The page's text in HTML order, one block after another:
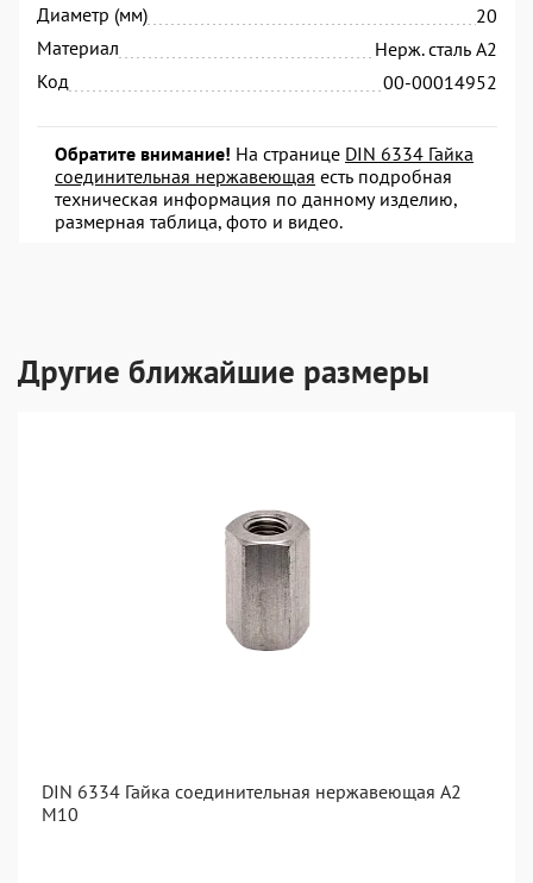
Диаметр (мм)
20
Материал
Нерж. сталь А2
Код
00-00014952
Обратите внимание! На странице DIN 6334 Гайка
соединительная нержавеющая есть подробная
техническая информация по данному изделию,
размерная таблица, фото и видео.
Другие ближайшие размеры
DIN 6334 Гайка соединительная нержавеющая А2
М10